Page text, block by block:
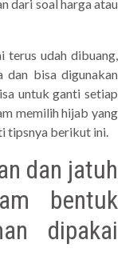
dari soal harga atau
terus udah dibuang,
dan bisa digunakan
untuk ganti setiap
memilih hijab yang
tipsnya berikut ini.
dan jatuh
bentuk
dipakai